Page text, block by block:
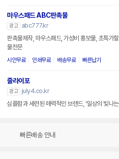
마우스패드 ABC판촉물
광고
abc777.kr
판촉물제작, 마우스패드, 가성비 홍보물, 초특가
물전문
시안무료 인쇄무료 배송무료 빠른납기
줄라이포
광고
july4.co.kr
심플함과 세련된 매력적인 브랜드, '일상의 빛나
빠른배송 안내